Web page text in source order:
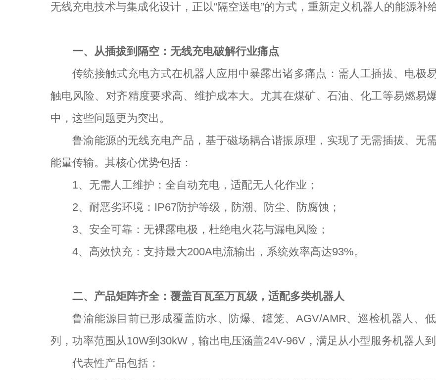
无线充电技术与集成化设计，正以“隔空送电”的方式，重新定义机器人的能源补给
一、从插拔到隔空：无线充电破解行业痛点
传统接触式充电方式在机器人应用中暴露出诸多痛点：需人工插拔、电极
触电风险、对齐精度要求高、维护成本大。尤其在煤矿、石油、化工等易燃易
中，这些问题更为突出。
鲁渝能源的无线充电产品，基于磁场耦合谐振原理，实现了无需插拔、无
能量传输。其核心优势包括：
1、无需人工维护：全自动充电，适配无人化作业；
2、耐恶劣环境：IP67防护等级，防潮、防尘、防腐蚀；
3、安全可靠：无裸露电极，杜绝电火花与漏电风险；
4、高效快充：支持最大200A电流输出，系统效率高达93%。
二、产品矩阵齐全：覆盖百瓦至万瓦级，适配多类机器人
鲁渝能源目前已形成覆盖防水、防爆、罐笼、AGV/AMR、巡检机器人、
列，功率范围从10W到30kW，输出电压涵盖24V-96V，满足从小型服务机器人
代表性产品包括：